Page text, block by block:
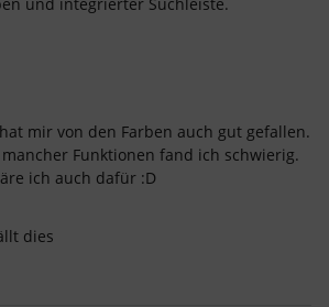
mir von den Farben auch gut gefallen.
Funktionen fand ich schwierig.
ich auch dafür :D
dies